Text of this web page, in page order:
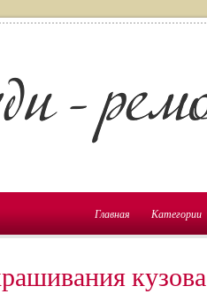
Главная Категории
кузова